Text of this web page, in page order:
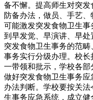
备不懈。提高师生对突
防备办法，做员、手艺
可能激发突发食物卫生
到早发觉、早演讲、早
突发食物卫生事务的范
事务实行分级办理。校
一带领和批示，学校各
做好突发食物卫生事务应
办法判断。学校要按关
生事务应急系统，成立